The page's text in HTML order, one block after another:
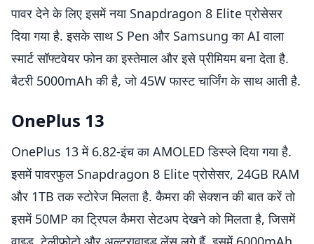
पावर देने के लिए इसमें नया Snapdragon 8 Elite प्रोसेसर
दिया गया है. इसके साथ S Pen और Samsung का AI वाला
स्मार्ट सॉफ्टवेयर फोन का इस्तेमाल और इसे प्रीमियम बना देता है.
बैटरी 5000mAh की है, जो 45W फास्ट चार्जिंग के साथ आती है.
OnePlus 13
OnePlus 13 में 6.82-इंच का AMOLED डिस्प्ले दिया गया है.
इसमें पावरफुल Snapdragon 8 Elite प्रोसेसर, 24GB RAM
और 1TB तक स्टोरेज मिलता है. कैमरा की सेक्शन की बात करें तो
इसमें 50MP का ट्रिपल कैमरा सेटअप देखने को मिलता है, जिसमें